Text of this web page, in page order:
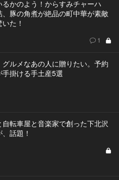
るかのよう！からすみチャーハ
、豚の角煮が絶品の町中華が素敵
た！
1
グルメなあの人に贈りたい。予約
手掛ける手土産5選
自転車屋と音楽家で創った下北沢
話題！